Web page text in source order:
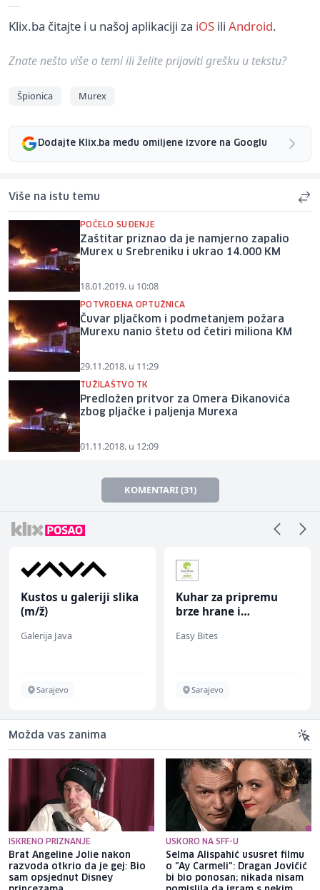
Klix.ba čitajte i u našoj aplikaciji za iOS ili Android.
Znate nešto više o temi ili želite prijaviti grešku u tekstu?
Špionica Murex
Dodajte Klix.ba među omiljene izvore na Googlu
Više na istu temu
POČELO SUĐENJE
Zaštitar priznao da je namjerno zapalio
Murex u Srebreniku i ukrao 14.000 KM
18.01.2019. u 10:08
POTVRĐENA OPTUŽNICA
Čuvar pljačkom i podmetanjem požara
Murexu nanio štetu od četiri miliona KM
29.11.2018. u 11:29
TUŽILAŠTVO TK
Predložen pritvor za Omera Đikanovića
zbog pljačke i paljenja Murexa
01.11.2018. u 12:09
KOMENTARI (31)
Kustos u galeriji slika
(m/ž)
Galerija Java
Sarajevo
Kuhar za pripremu
brze hrane i
ž)
Easy Bites
Sarajevo
Možda vas zanima
ISKRENO PRIZNANJE
Brat Angeline Jolie nakon
razvoda otkrio da je gej: Bio
sam opsjednut Disney
USKORO NA SFF-U
Selma Alispahić ususret filmu
o "Ay Carmeli": Dragan Jovičić
bi bio ponosan; nikada nisam